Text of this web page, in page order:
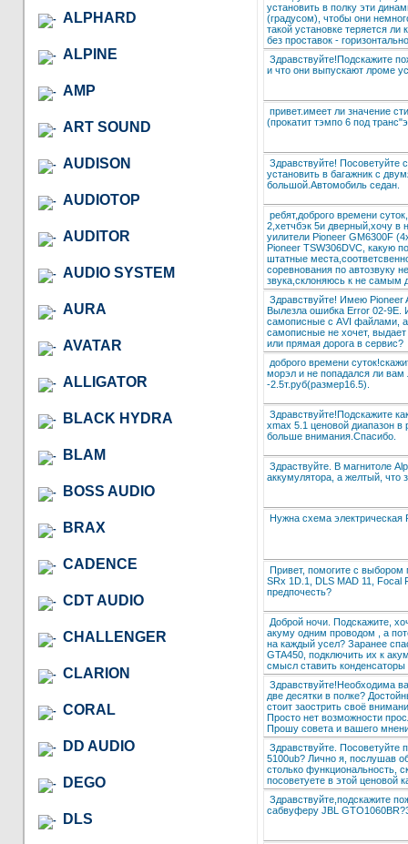
ALPHARD
ALPINE
AMP
ART SOUND
AUDISON
AUDIOTOP
AUDITOR
AUDIO SYSTEM
AURA
AVATAR
ALLIGATOR
BLACK HYDRA
BLAM
BOSS AUDIO
BRAX
CADENCE
CDT AUDIO
CHALLENGER
CLARION
CORAL
DD AUDIO
DEGO
DLS
установить в полку эти
(градусом), чтобы они
такой установке теряется ли
без проставок -
Здравствуйте!Подскажите
и что они выпускают лроме
привет.имеет ли значение
(прокатит тэмпо 6 под
Здравствуйте! Посоветуйте
установить в багажник с
большой.Автомобиль седан.
ребят,доброго времени
2,хетчбэк 5и дверный,хочу в
уилители Pioneer GM6300F
Pioneer TSW306DVC, какую
штатные
соревнования по автозвуку
звука,склоняюсь к не самым
Здравствуйте! Имею
Вылезла ошибка Error 02-9E.
самописные с АVI файлами,
самописные не хочет,
или прямая дорога в сервис?
доброго времени
морэл и не попадался ли вам
-2.5т.руб(размер16.5).
Здравствуйте!Подскажите
xmax 5.1 ценовой диапазон
больше внимания.Спасибо.
Здраствуйте. В магнитоле
аккумулятора, а желтый, что
Нужна схема электрическая
Привет, помогите с выбором
SRx 1D.1, DLS MAD 11, Focal
предпочесть?
Доброй ночи. Подскажите,
акуму одним проводом , а
на каждый усел? Заранее
GTA450, подключить их к
смысл ставить
Здравствуйте!Необходима
две десятки в полке?
стоит заострить своё
Просто нет возможности
Прошу совета и вашего
Здравствуйте. Посоветуйте
5100ub? Лично я, послушав
столько функциональность,
посоветуете в этой ценовой
Здравствуйте,подскажите
сабвуферу JBL